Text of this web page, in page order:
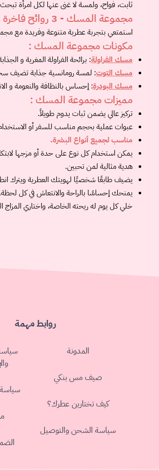
مجموعة المسك - 3 روائح فاخرة انثويه :
مكونات مجموعة المسك :
مسك الفراولة: برائحة الفراولة المغرية و
مسك التوت: لمسة رومانسية جذابة تضيف
مسك البودرة: إحساس بالنظافة والنعومة و
مميزات مجموعة المسك :
تركيز عالي يضمن ثبات يدوم طويلاً.
عبوات عملية بحجم مناسب للسفر أو
مناسب لجميع أنواع البشرة.
يمكن استخدام كل نوع على حدة أو مزجها
هدية مثالية لمن تحبين.
يضيف طابعًا شخصيًا لهويتك العطرية ويترك
يمنحك إحساسًا بالراحة والانتعاش في كل لحظة.
خلي كل يوم له ريحته الخاصة، واختاري المزاج اللي يناسبك
روابط مهمة
المدونة
صيف مس بنكي
كيف تختارين عطرك؟
سياسة الشحن والتوصيل